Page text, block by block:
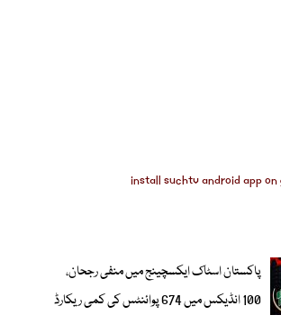
پاکستان اسٹاک ایکسچینج میں منفی رجحان،
100 انڈیکس میں 674 پوائنٹس کی کمی ریکارڈ